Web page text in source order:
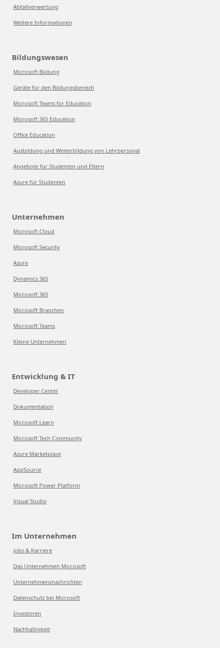
Abfallverwertung
Weitere Informationen
Bildungswesen
Microsoft Bildung
Geräte für den Bildungsbereich
Microsoft Teams for Education
Microsoft 365 Education
Office Education
Ausbildung und Weiterbildung von Lehrpersonal
Angebote für Studenten und Eltern
Azure für Studenten
Unternehmen
Microsoft Cloud
Microsoft Security
Azure
Dynamics 365
Microsoft 365
Microsoft Branchen
Microsoft Teams
Kleine Unternehmen
Entwicklung & IT
Developer Center
Dokumentation
Microsoft Learn
Microsoft Tech Community
Azure Marketplace
AppSource
Microsoft Power Platform
Visual Studio
Im Unternehmen
Jobs & Karriere
Das Unternehmen Microsoft
Unternehmensnachrichten
Datenschutz bei Microsoft
Investoren
Nachhaltigkeit